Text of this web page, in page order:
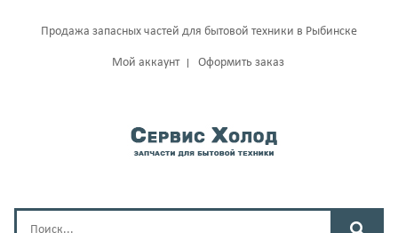
Продажа запасных частей для бытовой техники в Рыбинске
Мой аккаунт Оформить заказ